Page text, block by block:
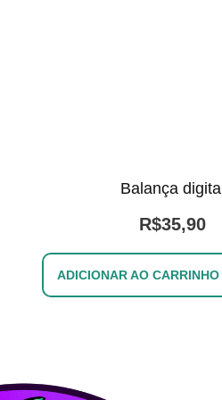
Balança digital
R$35,90
ADICIONAR AO CARRINHO